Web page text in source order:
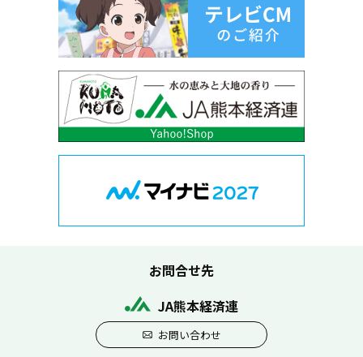
お問合せ先
JA熊本経済連
お問い合わせ